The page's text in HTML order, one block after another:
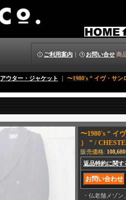
ご利用案内 お問い合せ 商
アウター・ジャケット
〜1980's “ イヴ・サ
〜1980's “ イ
） ” /
販売価格:
返品特約に関す
・仏老舗メゾ